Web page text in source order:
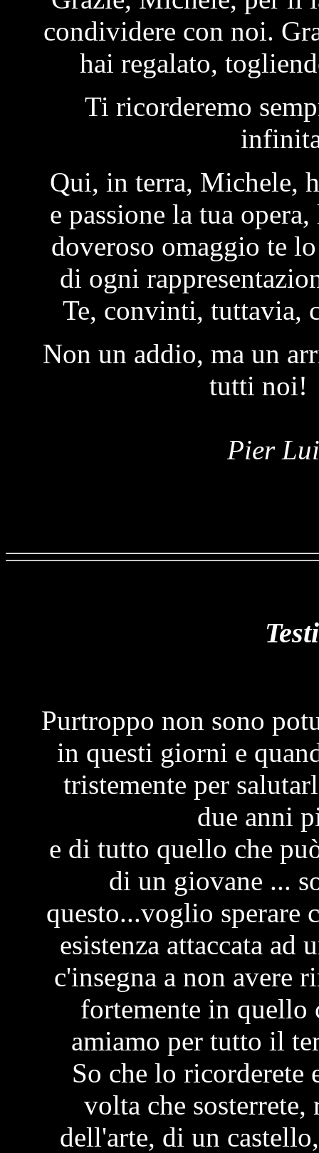
condividere con noi.
hai regalato,
Ti ricorderemo
Qui, in terra, Michele,
e passione la tua
doveroso omaggio te
di ogni
Te, convinti, tuttavia,
Non un addio, ma un
tutti noi!
Pier
Purtroppo non sono
in questi giorni e
tristemente per
due anni
e di tutto quello che
di un giovane ...
questo...voglio sperare
esistenza attaccata
c'insegna a non avere
fortemente in quello
amiamo per tutto il
So che lo ricorderete
volta che sosterrete,
dell'arte, di un